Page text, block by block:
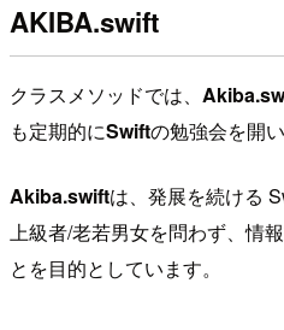
AKIBA.swift
クラスメソッドでは、
も定期的にSwiftの勉強会を開
Akiba.swiftは、発展を続ける
上級者/老若男女を問わず、情
とを目的としています。